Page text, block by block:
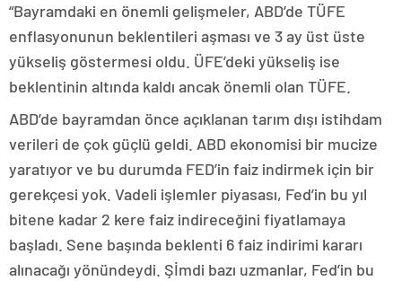
“Bayramdaki en önemli gelişmeler, ABD’de TÜFE
enflasyonunun beklentileri aşması ve 3 ay üst üste
yükseliş göstermesi oldu. ÜFE’deki yükseliş ise
beklentinin altında kaldı ancak önemli olan TÜFE.
ABD’de bayramdan önce açıklanan tarım dışı istihdam
verileri de çok güçlü geldi. ABD ekonomisi bir mucize
yaratıyor ve bu durumda FED’in faiz indirmek için bir
gerekçesi yok. Vadeli işlemler piyasası, Fed’in bu yıl
bitene kadar 2 kere faiz indireceğini fiyatlamaya
başladı. Sene başında beklenti 6 faiz indirimi kararı
alınacağı yönündeydi. Şİmdi bazı uzmanlar, Fed’in bu